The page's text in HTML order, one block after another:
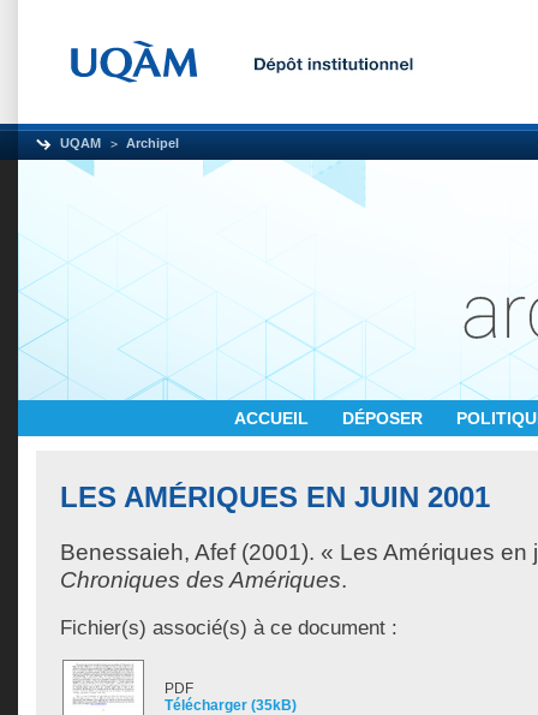
UQAM Archipel
ACCUEIL DÉPOSER
LES AMÉRIQUES EN JUIN 2001
Benessaieh, Afef(2001). « Les Amériques en
Chroniques des Amériques.
Fichier(s) associé(s) à ce document :
PDF
Télécharger (35kB)